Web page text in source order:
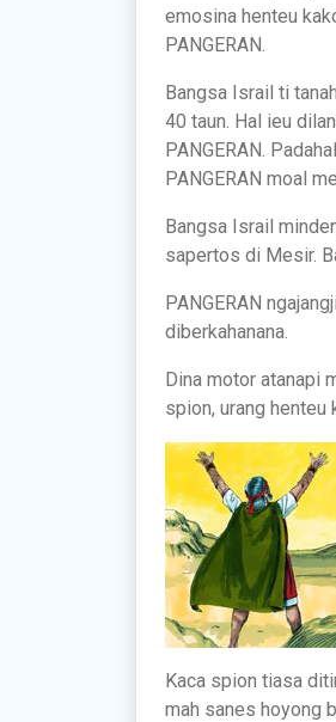
emosina henteu
PANGERAN.
Bangsa Israil ti
40 taun. Hal ieu
PANGERAN.
PANGERAN moal
Bangsa Israil
sapertos di Mesir.
PANGERAN
diberkahanana.
Dina motor atanapi
spion, urang henteu
Kaca spion tiasa
mah sanes hoyong